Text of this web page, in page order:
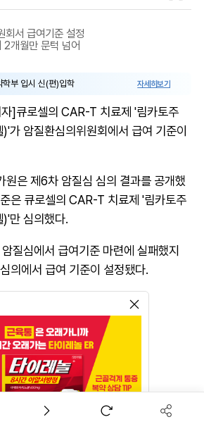
회서 급여기준 설정
개월만 문턱 넘어
학부 입시 신(편)입학 자세히보기
]큐로셀의 CAR-T 치료제 '림카토주
가 암질환심의위원회에서 급여 기준이
원은 제6차 암질심 심의 결과를 공개했
은 큐로셀의 CAR-T 치료제 '림카토주
만 심의했다.
질심에서 급여기준 마련에 실패했지
의에서 급여 기준이 설정됐다.